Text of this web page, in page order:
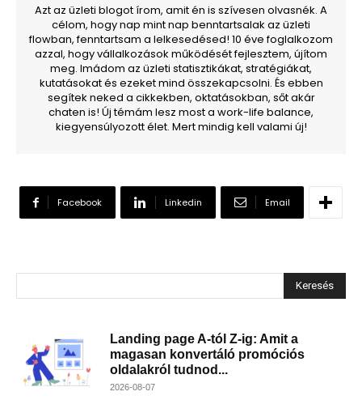
Azt az üzleti blogot írom, amit én is szívesen olvasnék. A
célom, hogy nap mint nap benntartsalak az üzleti
flowban, fenntartsam a lelkesedésed! 10 éve foglalkozom
azzal, hogy vállalkozások működését fejlesztem, újítom
meg. Imádom az üzleti statisztikákat, stratégiákat,
kutatásokat és ezeket mind összekapcsolni. És ebben
segítek neked a cikkekben, oktatásokban, sőt akár
chaten is! Új témám lesz most a work-life balance,
kiegyensúlyozott élet. Mert mindig kell valami új!
Facebook Linkedin Email
Keresés
Landing page A-tól Z-ig: Amit a
magasan konvertáló promóciós
oldalakról tudnod...
2026-08-07